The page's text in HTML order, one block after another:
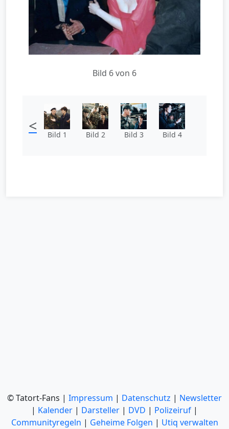
Bild 6 von 6
< Bild 1 Bild 2 Bild 3 Bild 4
© Tatort-Fans | Impressum | Datenschutz | Newsletter
| Kalender | Darsteller | DVD | Polizeiruf |
Communityregeln | Geheime Folgen | Utiq verwalten